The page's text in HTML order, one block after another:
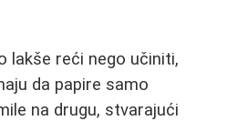
lakše reći nego učiniti,
da papire samo
na drugu, stvarajući